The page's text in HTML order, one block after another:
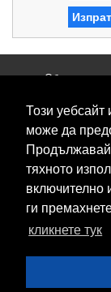
Този уебсайт
може да
тяхното
включително
ги
кликнете тук
Общи
Свържете се
Контакти
Нашите
Блог
© 2026
Изграждане и